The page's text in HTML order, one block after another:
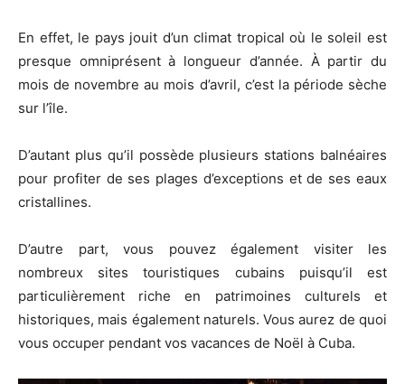
En effet, le pays jouit d’un climat tropical où le soleil est
presque omniprésent à longueur d’année. À partir du
mois de novembre au mois d’avril, c’est la période sèche
sur l’île.
D’autant plus qu’il possède plusieurs stations balnéaires
pour profiter de ses plages d’exceptions et de ses eaux
cristallines.
D’autre part, vous pouvez également visiter les
nombreux sites touristiques cubains puisqu’il est
particulièrement riche en patrimoines culturels et
historiques, mais également naturels. Vous aurez de quoi
vous occuper pendant vos vacances de Noël à Cuba.